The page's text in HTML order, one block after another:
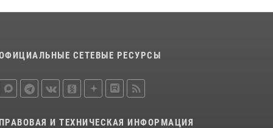
СЕТЕВЫЕ РЕСУРСЫ
ПРАВОВАЯ И ТЕХНИЧЕСКАЯ ИНФОРМАЦИЯ